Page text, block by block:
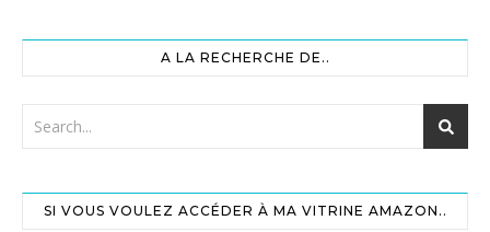
A LA RECHERCHE DE..
SI VOUS VOULEZ ACCÉDER À MA VITRINE AMAZON..